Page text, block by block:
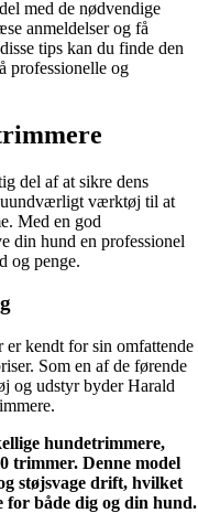
med de nødvendige
anmeldelser og få
tips kan du finde den
professionelle og
del af at sikre dens
uundværligt værktøj til at
Med en god
din hund en professionel
og penge.
kendt for sin omfattende
Som en af de førende
og udstyr byder Harald
hundetrimmere,
trimmer. Denne model
støjsvage drift, hvilket
for både dig og din hund.